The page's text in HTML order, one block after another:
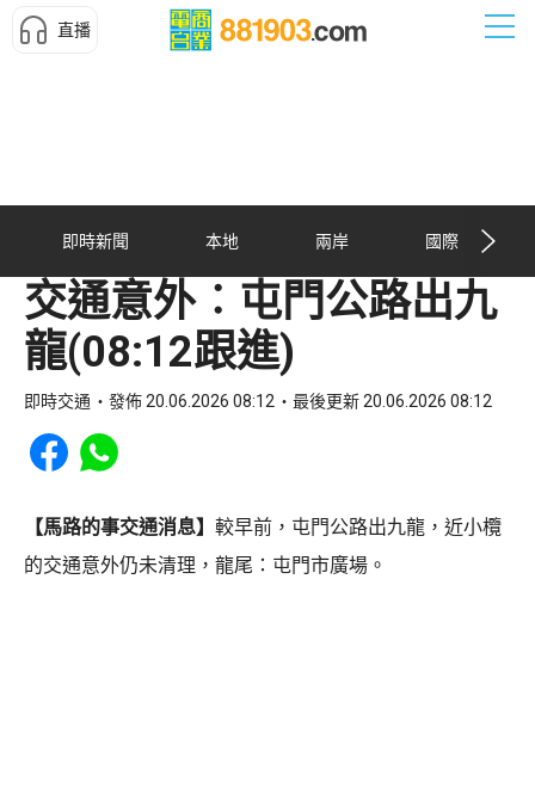
直播
即時新聞 本地 兩岸 國際
交通意外︰屯門公路出九
龍(08:12跟進)
即時交通 發佈 20.06.2026 08:12 最後更新 20.06.2026 08:12
Share to Facebook
Share to WhatsApp
【馬路的事交通消息】 較早前，屯門公路出九龍，近小欖
的交通意外仍未清理，龍尾：屯門市廣場。